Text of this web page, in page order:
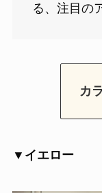
る、注目の
カ
▼イエロー